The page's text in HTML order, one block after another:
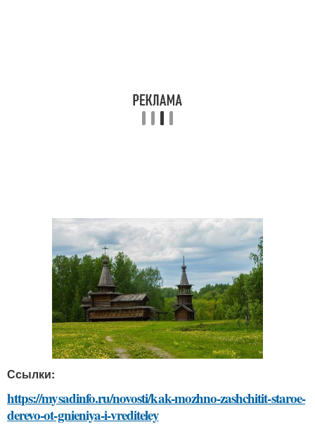
Ссылки:
https://mysadinfo.ru/novosti/kak-mozhno-zashchitit-staroe-
derevo-ot-gnieniya-i-vrediteley